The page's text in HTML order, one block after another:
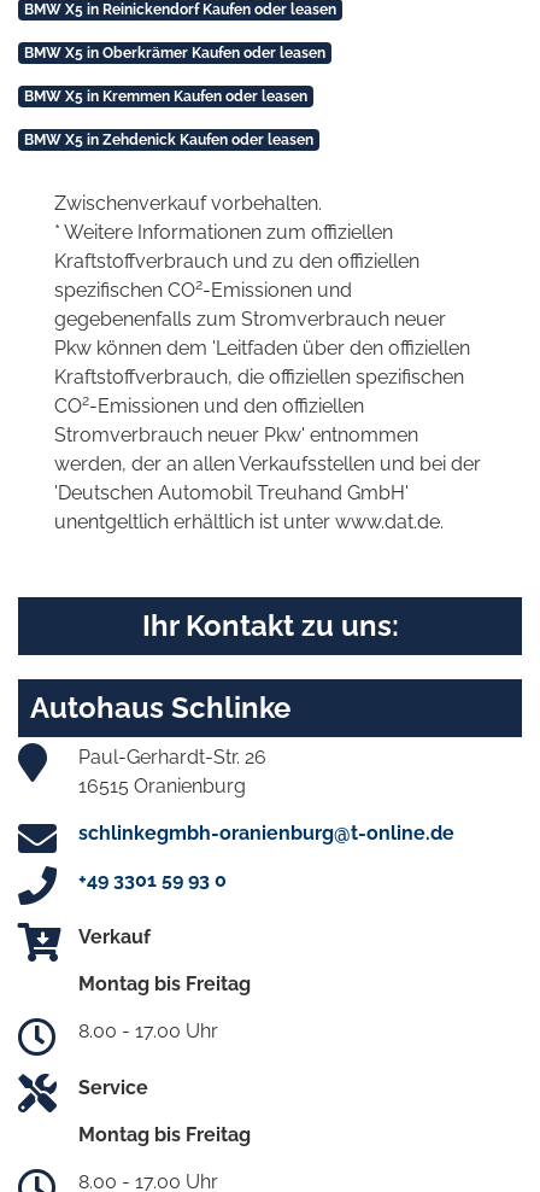
BMW X5 in Reinickendorf Kaufen oder leasen
BMW X5 in Oberkrämer Kaufen oder leasen
BMW X5 in Kremmen Kaufen oder leasen
BMW X5 in Zehdenick Kaufen oder leasen
Zwischenverkauf vorbehalten.
* Weitere Informationen zum offiziellen
Kraftstoffverbrauch und zu den offiziellen
spezifischen CO2-Emissionen und
gegebenenfalls zum Stromverbrauch neuer
Pkw können dem 'Leitfaden über den offiziellen
Kraftstoffverbrauch, die offiziellen spezifischen
CO2-Emissionen und den offiziellen
Stromverbrauch neuer Pkw' entnommen
werden, der an allen Verkaufsstellen und bei der
'Deutschen Automobil Treuhand GmbH'
unentgeltlich erhältlich ist unter www.dat.de.
Ihr Kontakt zu uns:
Autohaus Schlinke
Paul-Gerhardt-Str. 26
16515 Oranienburg
schlinkegmbh-oranienburg@t-online.de
+49 3301 59 93 0
Verkauf
Montag bis Freitag
8.00 - 17.00 Uhr
Service
Montag bis Freitag
8.00 - 17.00 Uhr